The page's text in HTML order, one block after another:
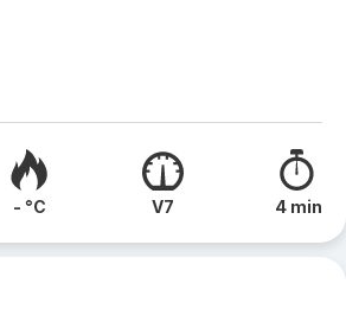
- °C V7 4 min